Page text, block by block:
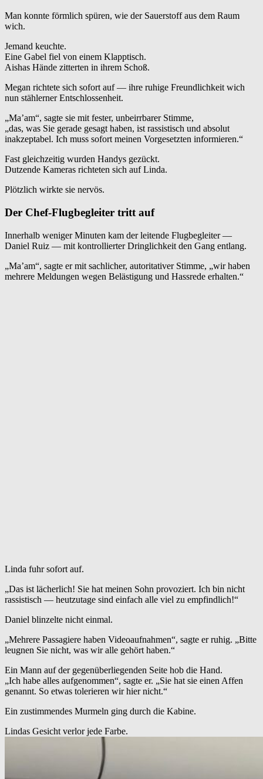
Man konnte förmlich spüren, wie der Sauerstoff aus dem Raum
wich.
Jemand keuchte.
Eine Gabel fiel von einem Klapptisch.
Aishas Hände zitterten in ihrem Schoß.
Megan richtete sich sofort auf — ihre ruhige Freundlichkeit wich
nun stählerner Entschlossenheit.
„Ma’am“, sagte sie mit fester, unbeirrbarer Stimme,
„das, was Sie gerade gesagt haben, ist rassistisch und absolut
inakzeptabel. Ich muss sofort meinen Vorgesetzten informieren.“
Fast gleichzeitig wurden Handys gezückt.
Dutzende Kameras richteten sich auf Linda.
Plötzlich wirkte sie nervös.
Der Chef-Flugbegleiter tritt auf
Innerhalb weniger Minuten kam der leitende Flugbegleiter —
Daniel Ruiz — mit kontrollierter Dringlichkeit den Gang entlang.
„Ma’am“, sagte er mit sachlicher, autoritativer Stimme, „wir haben
mehrere Meldungen wegen Belästigung und Hassrede erhalten.“
Linda fuhr sofort auf.
„Das ist lächerlich! Sie hat meinen Sohn provoziert. Ich bin nicht
rassistisch — heutzutage sind einfach alle viel zu empfindlich!“
Daniel blinzelte nicht einmal.
„Mehrere Passagiere haben Videoaufnahmen“, sagte er ruhig. „Bitte
leugnen Sie nicht, was wir alle gehört haben.“
Ein Mann auf der gegenüberliegenden Seite hob die Hand.
„Ich habe alles aufgenommen“, sagte er. „Sie hat sie einen Affen
genannt. So etwas tolerieren wir hier nicht.“
Ein zustimmendes Murmeln ging durch die Kabine.
Lindas Gesicht verlor jede Farbe.